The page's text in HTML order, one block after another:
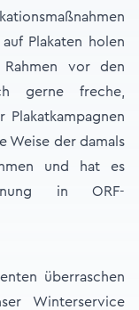
Plakaten holen
vor den
gerne freche,
Plakatkampagnen
Weise der damals
und hat es
in ORF-
überraschen
Winterservice